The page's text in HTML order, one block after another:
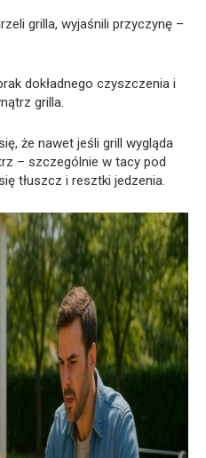
grilla, wyjaśnili przyczynę –
dokładnego czyszczenia i
grilla.
że nawet jeśli grill wygląda
– szczególnie w tacy pod
tłuszcz i resztki jedzenia.